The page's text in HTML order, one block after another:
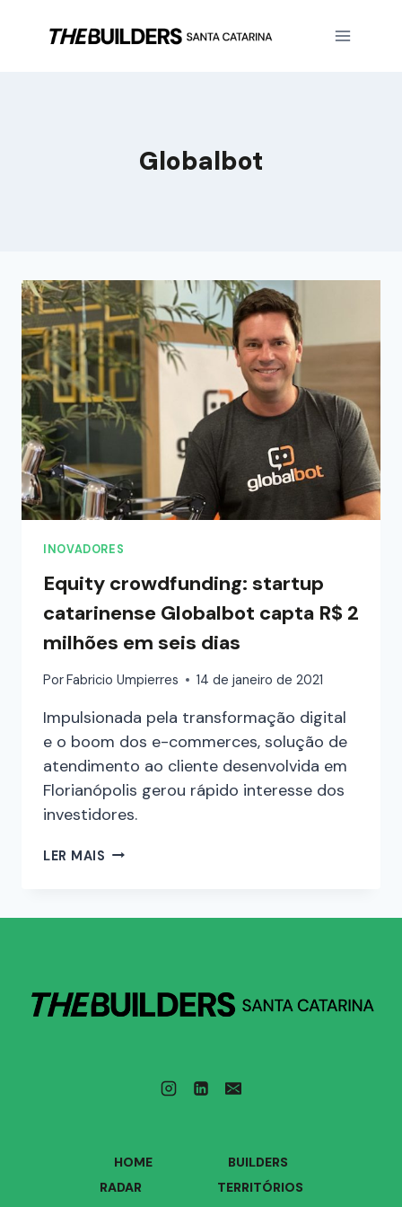
Globalbot
INOVADORES
Equity crowdfunding: startup
catarinense Globalbot capta R$ 2
milhões em seis dias
PorFabricio Umpierres 14 de janeiro de 2021
Impulsionada pela transformação digital
e o boom dos e-commerces, solução de
atendimento ao cliente desenvolvida em
Florianópolis gerou rápido interesse dos
investidores.
LER MAIS
HOME
BUILDERS
RADAR
TERRITÓRIOS